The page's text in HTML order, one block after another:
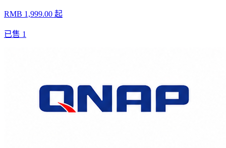
RMB 1,999.00 起
已售 1